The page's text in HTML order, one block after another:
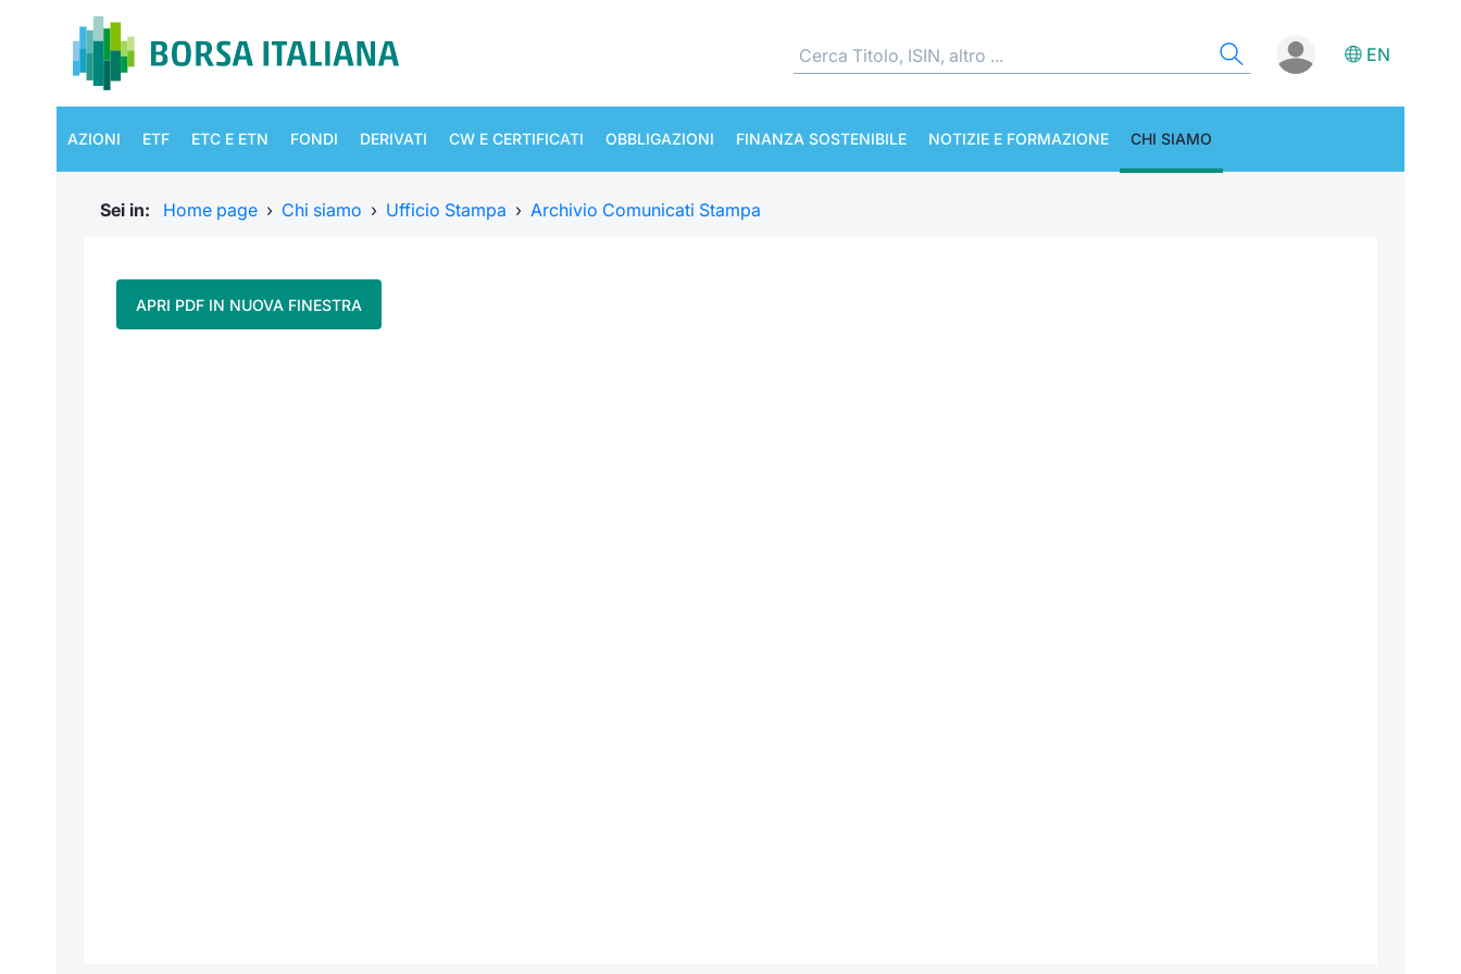
EN
AZIONI ETF ETC E ETN FONDI DERIVATI CW E CERTIFICATI OBBLIGAZIONI FINANZA SOSTENIBILE NOTIZIE E FORMAZIONE CHI SIAMO
Sei in: Home page › Chi siamo › Ufficio Stampa › Archivio Comunicati Stampa
APRI PDF IN NUOVA FINESTRA